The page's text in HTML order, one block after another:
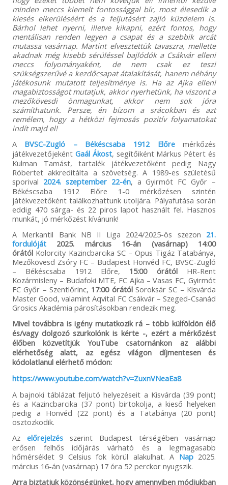
minden meccs kiemelt fontossággal bír, most élesedik a
kiesés elkerüléséért és a feljutásért zajló küzdelem is.
Bárhol lehet nyerni, illetve kikapni, ezért fontos, hogy
mentálisan renden legyen a csapat és a szebbik arcát
mutassa vasárnap. Martint elvesztettük tavaszra, mellette
akadnak még kisebb sérüléssel bajlódók a Csákvár elleni
meccs folyományaként, de nem csak ez teszi
szükségszerűvé a kezdőcsapat átalakítását, hanem néhány
játékosunk mutatott teljesítménye is. Ha az Ajka elleni
magabiztosságot mutatjuk, akkor nyerhetünk, ha viszont a
mezőkövesdi önmagunkat, akkor nem sok jóra
számíthatunk. Persze, én bízom a srácokban és azt
remélem, hogy a hétközi fejmosás pozitív folyamatokat
indít majd el!
A BVSC-Zugló – Békéscsaba 1912 Előremérkőzés
játékvezetőjeként Gaál Ákost, segítőiként Márkus Pétert és
Kulman Tamást, tartalék játékvezetőként pedig Nagy
Róbertet akkreditálta a szövetség. A 1989-es születésű
sporival 2024. szeptember 22-én, a Gyirmót FC Győr –
Békéscsaba 1912 Előre 1-0 mérkőzésen szintén
játékvezetőként találkozhattunk utoljára. Pályafutása során
eddig 470 sárga- és 22 piros lapot használt fel. Hasznos
munkát, jó mérkőzést kívánunk!
A Merkantil Bank NB II Liga 2024/2025-ös szezon 21.
fordulóját2025. március 16-án (vasárnap) 14:00
órátólKolorcity Kazincbarcika SC – Opus Tigáz Tatabánya,
Mezőkövesd Zsóry FC – Budapest Honvéd FC, BVSC-Zugló
– Békéscsaba 1912 Előre, 15:00 órátólHR-Rent
Kozármisleny – Budafoki MTE, FC Ajka – Vasas FC, Gyirmót
FC Győr – Szentlőrinc, 17:00 órátólSoroksár SC – Kisvárda
Master Good, valamint Aqvital FC Csákvár – Szeged-Csanád
Grosics Akadémia párosításokban rendezik meg.
Mivel továbbra is igény mutatkozik rá – több külföldön élő
és/vagy dolgozó szurkolónk is kérte -, ezért a mérkőzést
élőben közvetítjük YouTube csatornánkon az alábbi
elérhetőség alatt, az egész világon díjmentesen és
kódolatlanul elérhető módon:
https://www.youtube.com/watch?v=ZuxnVNeaEa8
A bajnoki táblázat feljutó helyezéseit a Kisvárda (39 pont)
és a Kazincbarcika (37 pont) birtokolja, a kieső helyeken
pedig a Honvéd (22 pont) és a Tatabánya (20 pont)
osztozkodik.
Az előrejelzésszerint Budapest térségében vasárnap
erősen felhős időjárás várható és a legmagasabb
hőmérséklet 9 Celsius fok körül alakulhat. A Nap2025.
március 16-án (vasárnap) 17 óra 52 perckor nyugszik.
Arra biztatjuk közönségünket, hogy amennyiben módjukban